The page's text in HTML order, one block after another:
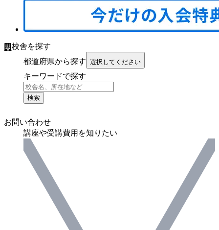
校舎を探す
都道府県から探す 選択してください
キーワードで探す
検索
お問い合わせ
講座や受講費用を知りたい